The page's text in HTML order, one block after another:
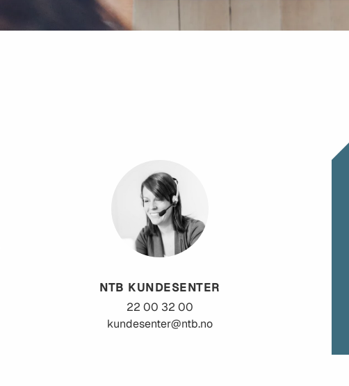
NTB KUNDESENTER
22 00 32 00
kundesenter@ntb.no